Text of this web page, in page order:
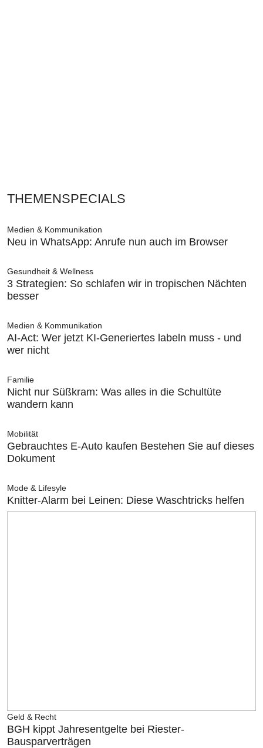
THEMENSPECIALS
Medien & Kommunikation
Neu in WhatsApp: Anrufe nun auch im Browser
Gesundheit & Wellness
3 Strategien: So schlafen wir in tropischen Nächten
besser
Medien & Kommunikation
AI-Act: Wer jetzt KI-Generiertes labeln muss - und
wer nicht
Familie
Nicht nur Süßkram: Was alles in die Schultüte
wandern kann
Mobilität
Gebrauchtes E-Auto kaufen Bestehen Sie auf dieses
Dokument
Mode & Lifesyle
Knitter-Alarm bei Leinen: Diese Waschtricks helfen
Geld & Recht
BGH kippt Jahresentgelte bei Riester-
Bausparverträgen